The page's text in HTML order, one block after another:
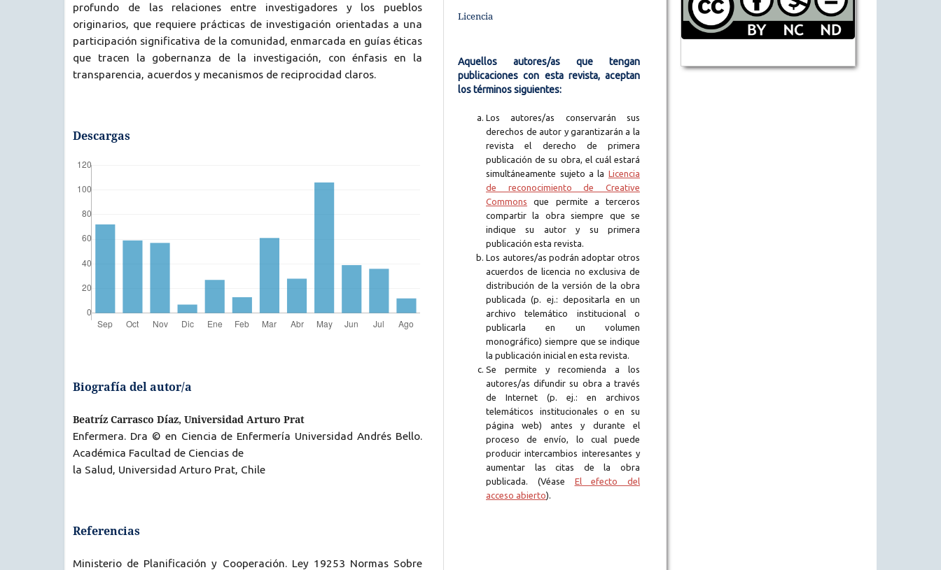
profundo de las relaciones entre investigadores y los pueblos
originarios, que requiere prácticas de investigación orientadas a una
participación significativa de la comunidad, enmarcada en guías éticas
que tracen la gobernanza de la investigación, con énfasis en la
transparencia, acuerdos y mecanismos de reciprocidad claros.
Descargas
Biografía del autor/a
Beatríz Carrasco Díaz, Universidad Arturo Prat
Enfermera. Dra © en Ciencia de Enfermería Universidad Andrés Bello.
Académica Facultad de Ciencias de
la Salud, Universidad Arturo Prat, Chile
Referencias
Ministerio de Planificación y Cooperación. Ley 19253 Normas Sobre
Licencia
Aquellos autores/as que tengan
publicaciones con esta revista, aceptan
los términos siguientes:
Los autores/as conservarán sus
derechos de autor y garantizarán a la
revista el derecho de primera
publicación de su obra, el cuál estará
simultáneamente sujeto a la Licencia
de reconocimiento de Creative
Commons que permite a terceros
compartir la obra siempre que se
indique su autor y su primera
publicación esta revista.
Los autores/as podrán adoptar otros
acuerdos de licencia no exclusiva de
distribución de la versión de la obra
publicada (p. ej.: depositarla en un
archivo telemático institucional o
publicarla en un volumen
monográfico) siempre que se indique
la publicación inicial en esta revista.
Se permite y recomienda a los
autores/as difundir su obra a través
de Internet (p. ej.: en archivos
telemáticos institucionales o en su
página web) antes y durante el
proceso de envío, lo cual puede
producir intercambios interesantes y
aumentar las citas de la obra
publicada. (Véase El efecto del
acceso abierto).